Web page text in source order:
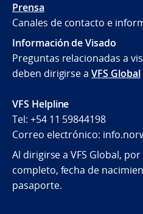
Prensa
Canales de contacto e
Información de Visado
Preguntas relacionadas a
deben dirigirse aVFS Global
VFS Helpline
Tel: +54 11 59844198
Correo electrónico:
Al dirigirse a VFS Global,
completo, fecha de
pasaporte.